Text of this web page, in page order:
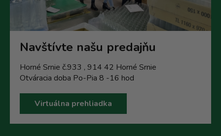
Navštívte našu predajňu
Horné Srnie č.933 , 914 42 Horné Srnie
Otváracia doba Po-Pia 8 -16 hod
Virtuálna prehliadka